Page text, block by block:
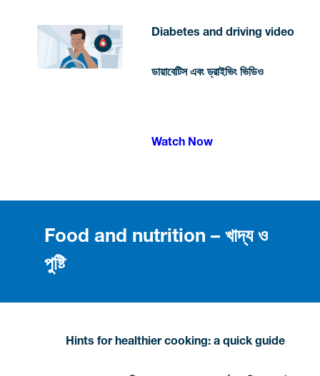
Diabetes and driving video
ডায়াবেটিস এবং ড্রাইভিং ভিডিও
Watch Now
Food and nutrition – খাদ্য ও
পুষ্টি
Hints for healthier cooking: a quick guide